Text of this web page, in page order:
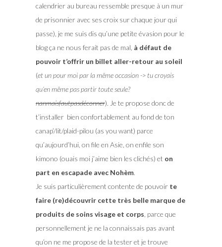
calendrier au bureau ressemble presque à un mur
de prisonnier avec ses croix sur chaque jour qui
passe), je me suis dis qu’une petite évasion pour le
blog ça ne nous ferait pas de mal, à défaut de
pouvoir t’offrir un billet aller-retour au soleil
(et un pour moi par la même occasion -> tu croyais
qu’en même pas partir toute seule?
nanmaisfautpasdéconner). Je te propose donc de
t’installer bien confortablement au fond de ton
canap’/lit/plaid-pilou (as you want) parce
qu’aujourd’hui, on file en Asie, on enfile son
kimono (ouais moi j’aime bien les clichés) et on
part en escapade avec Nohèm.
Je suis particulièrement contente de pouvoirte
faire (re)découvrir cette très belle marque de
produits de soins visage et corps, parce que
personnellement je ne la connaissais pas avant
qu’on ne me propose de la tester et je trouve